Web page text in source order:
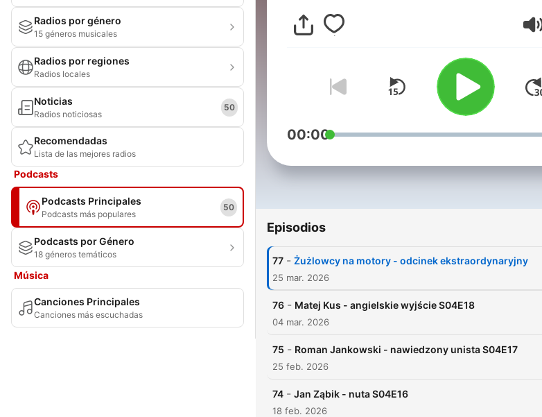
Radios por género
15 géneros musicales
Radios por regiones
Radios locales
Noticias
Radios noticiosas
50
Recomendadas
Lista de las mejores radios
Podcasts
Podcasts Principales
Podcasts más populares
50
Podcasts por Género
18 géneros temáticos
Música
Canciones Principales
Canciones más escuchadas
00:00
Episodios
77 - Żużlowcy na motory - odcinek ekstraordynaryjny
25 mar. 2026
76 - Matej Kus - angielskie wyjście S04E18
04 mar. 2026
75 - Roman Jankowski - nawiedzony unista S04E17
25 feb. 2026
74 - Jan Ząbik - nuta S04E16
18 feb. 2026